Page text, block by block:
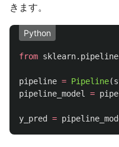
きます。
Python
from sklearn.pipeline
pipeline = Pipeline(
pipeline_model
=
y_pred =